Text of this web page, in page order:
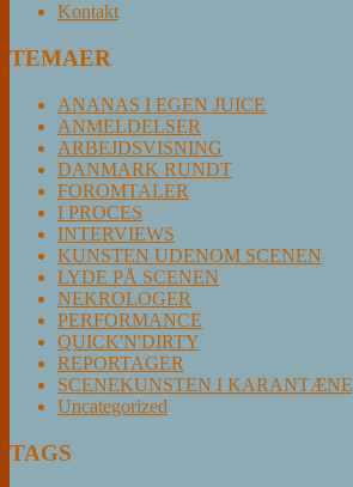
Kontakt
TEMAER
ANANAS I EGEN JUICE
ANMELDELSER
ARBEJDSVISNING
DANMARK RUNDT
FOROMTALER
I PROCES
INTERVIEWS
KUNSTEN UDENOM SCENEN
LYDE PÅ SCENEN
NEKROLOGER
PERFORMANCE
QUICK'N'DIRTY
REPORTAGER
SCENEKUNSTEN I KARANTÆNE
Uncategorized
TAGS